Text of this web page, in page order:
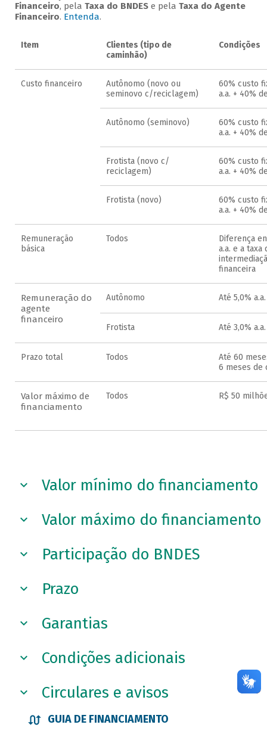
Financeiro, pela Taxa do BNDES e pela Taxa do Agente
Financeiro. Entenda.
Item
Clientes (tipo de
caminhão)
Condições
Custo financeiro
Autônomo (novo ou
seminovo c/reciclagem)
60% custo
a.a. + 40%
Autônomo (seminovo)
60% custo
a.a. + 40%
Frotista (novo c/
reciclagem)
60% custo
a.a. + 40%
Frotista (novo)
60% custo
a.a. + 40%
Remuneração
básica
Todos
Diferença
a.a. e a taxa
financeira
Remuneração do
agente
financeiro
Autônomo Até 5,0% a.a.
Frotista Até 3,0% a.a.
Prazo total Todos
Até 60
6 meses de
Valor máximo de
financiamento
Todos R$ 50
Valor mínimo do financiamento
Valor máximo do financiamento
Participação do BNDES
Prazo
Garantias
Condições adicionais
Circulares e avisos
GUIA DE FINANCIAMENTO